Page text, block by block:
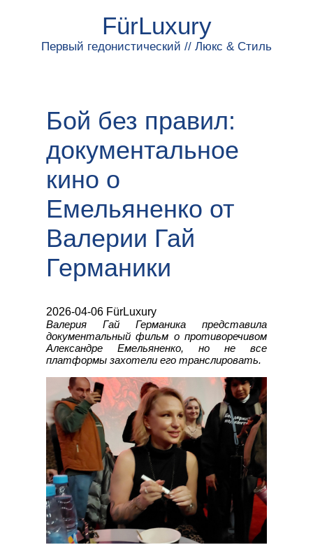
FürLuxury
Первый гедонистический // Люкс & Стиль
Бой без правил:
документальное
кино о
Емельяненко от
Валерии Гай
Германики
2026-04-06 FürLuxury
Валерия Гай Германика представила
документальный фильм о противоречивом
Александре Емельяненко, но не все
платформы захотели его транслировать.